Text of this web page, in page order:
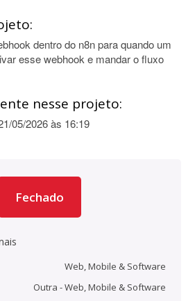
dentro do n8n para quando um
esse webhook e mandar o fluxo
nesse projeto:
05/2026 às 16:19
Fechado
Web, Mobile & Software
Outra - Web, Mobile & Software